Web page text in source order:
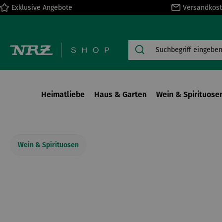
Zur Hauptnavigation springen
Exklusive Angebote
Heimatliebe Haus & Garten Wein &
Wein & Spirituosen